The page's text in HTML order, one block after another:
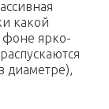
какой
фоне ярко-
диаметре),